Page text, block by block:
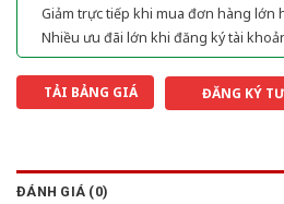
Giảm trực tiếp khi mua đơn hàng lớn
Nhiều ưu đãi lớn khi đăng ký tài
TẢI BẢNG GIÁ ĐĂNG KÝ
ĐÁNH GIÁ (0)